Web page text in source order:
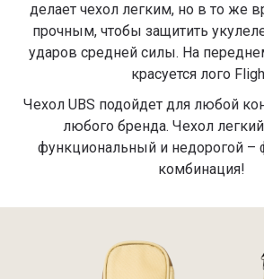
делает чехол легким, но в то же
прочным, чтобы защитить
ударов средней силы. На
красуется лого
Чехол UBS подойдет для любой
любого бренда. Чехол
функциональный и недорогой –
комбинация!